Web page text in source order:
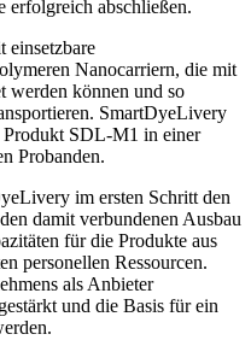
erfolgreich abschließen.
einsetzbare
Nanocarriern, die mit
werden können und so
SmartDyeLivery
Produkt SDL-M1 in einer
Probanden.
im ersten Schritt den
damit verbundenen Ausbau
für die Produkte aus
personellen Ressourcen.
als Anbieter
und die Basis für ein